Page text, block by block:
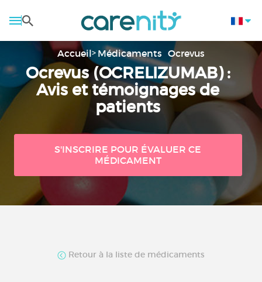
Accueil Médicaments Ocrevus
Ocrevus (OCRELIZUMAB) :
Avis et témoignages de
patients
S'INSCRIRE POUR ÉVALUER CE
MÉDICAMENT
Retour à la liste de médicaments